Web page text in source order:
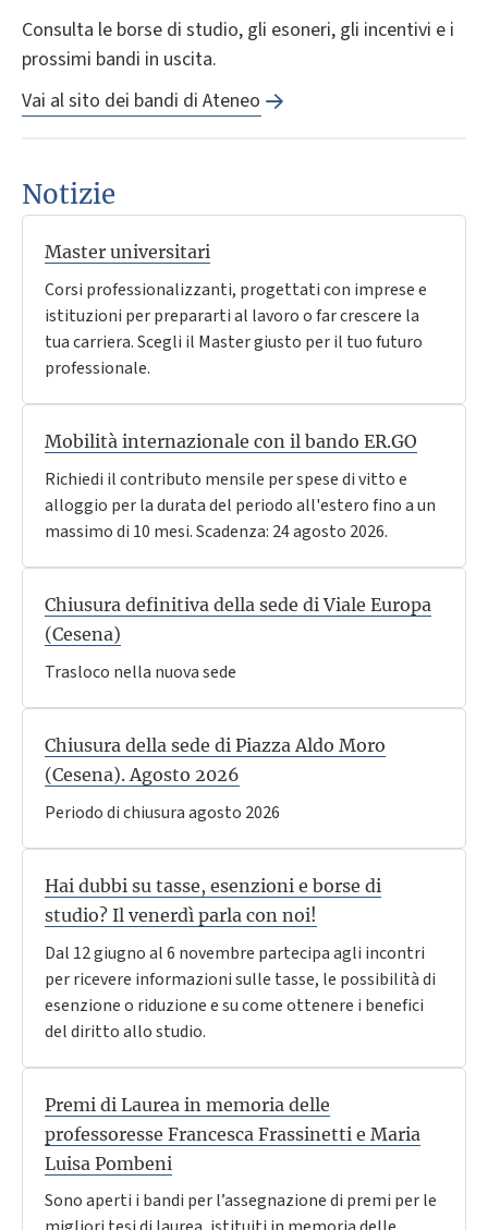
Consulta le borse di studio, gli esoneri, gli incentivi e i
prossimi bandi in uscita.
Vai al sito dei bandi di Ateneo
Notizie
Master universitari
Corsi professionalizzanti, progettati con imprese e
istituzioni per prepararti al lavoro o far crescere la
tua carriera. Scegli il Master giusto per il tuo futuro
professionale.
Mobilità internazionale con il bando ER.GO
Richiedi il contributo mensile per spese di vitto e
alloggio per la durata del periodo all'estero fino a un
massimo di 10 mesi. Scadenza: 24 agosto 2026.
Chiusura definitiva della sede di Viale Europa
(Cesena)
Trasloco nella nuova sede
Chiusura della sede di Piazza Aldo Moro
(Cesena). Agosto 2026
Periodo di chiusura agosto 2026
Hai dubbi su tasse, esenzioni e borse di
studio? Il venerdì parla con noi!
Dal 12 giugno al 6 novembre partecipa agli incontri
per ricevere informazioni sulle tasse, le possibilità di
esenzione o riduzione e su come ottenere i benefici
del diritto allo studio.
Premi di Laurea in memoria delle
professoresse Francesca Frassinetti e Maria
Luisa Pombeni
Sono aperti i bandi per l’assegnazione di premi per le